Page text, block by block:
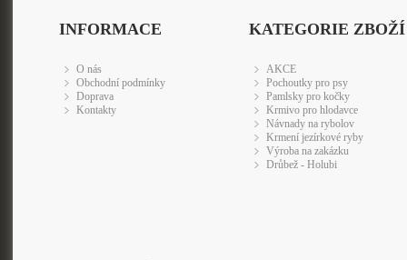
INFORMACE
O nás
Obchodní podmínky
Doprava
Kontakty
KATEGORIE ZBOŽÍ
AKCE
Pochoutky pro psy
Pamlsky pro kočky
Krmivo pro hlodavce
Návnady na rybolov
Krmení jezírkové ryby
Výroba na zakázku
Drůbež - Holubi